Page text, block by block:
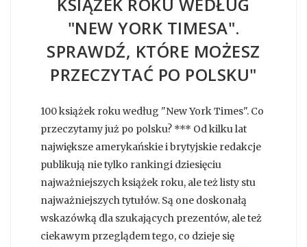
KSIĄŻEK ROKU WEDŁUG
"NEW YORK TIMESA".
SPRAWDŹ, KTÓRE MOŻESZ
PRZECZYTAĆ PO POLSKU"
100 książek roku według "New York Times". Co
przeczytamy już po polsku? *** Od kilku lat
największe amerykańskie i brytyjskie redakcje
publikują nie tylko rankingi dziesięciu
najważniejszych książek roku, ale też listy stu
najważniejszych tytułów. Są one doskonałą
wskazówką dla szukających prezentów, ale też
ciekawym przeglądem tego, co dzieje się